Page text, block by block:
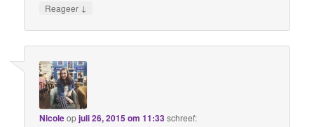
Reageer ↓
Nicoleopjuli 26, 2015 om 11:33schreef: